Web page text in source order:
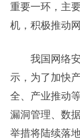
重要一环，主
机，积极推动
我国网络安
示，为了加快
全、产业推动
漏洞管理、数
举措将陆续落